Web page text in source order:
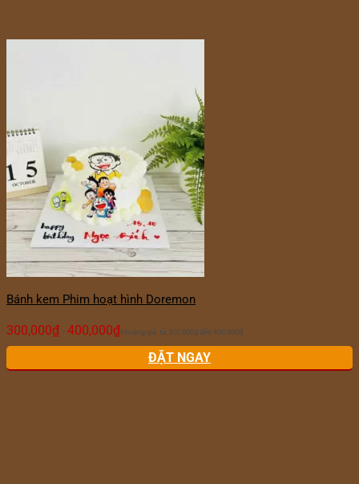
Bánh kem Phim hoạt hình Doremon
300,000₫ – 400,000₫ Khoảng giá: từ 300,000₫ đến 400,000₫
ĐẶT NGAY